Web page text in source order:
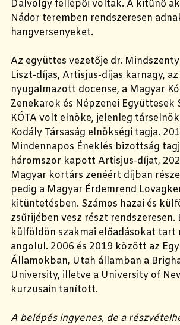
Dalvölgy fellépői voltak. A kitűnő
Nádor teremben rendszeresen
hangversenyeket.
Az együttes vezetője dr.
Liszt-díjas, Artisjus-díjas karnagy, az
nyugalmazott docense, a Magyar
Zenekarok és Népzenei Együttesek
KÓTA volt elnöke, jelenleg
Kodály Társaság elnökségi tagja.
Mindennapos Éneklés bizottság
háromszor kapott Artisjus-díjat,
Magyar kortárs zenéért díjban
pedig a Magyar Érdemrend
kitüntetésben. Számos hazai és
zsűrijében vesz részt rendszeresen.
külföldön szakmai előadásokat tart
angolul. 2006 és 2019 között az
Államokban, Utah államban a
University, illetve a University of
kurzusain tanított.
A belépés ingyenes, de a